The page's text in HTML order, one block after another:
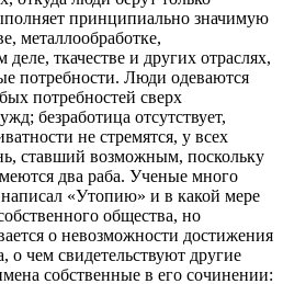
принципиально значимую
металлообработке,
ткачестве и других отраслях,
потребности. Люди одеваются
потребностей сверх
безработица отсутствует,
не стремятся, у всех
ставший возможным, поскольку
два раба. Ученые много
«Утопию» и в какой мере
общества, но
о невозможности достижения
о чем свидетельствуют другие
собственные в его сочинении: